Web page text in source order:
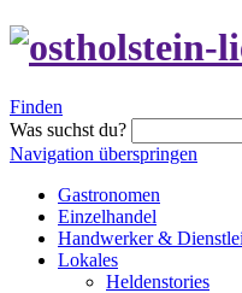
Finden
Was suchst du?
Navigation überspringen
Gastronomen
Einzelhandel
Handwerker &
Lokales
Heldenstories